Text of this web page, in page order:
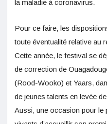
la maladie à coronavirus.
Pour ce faire, les
toute éventualité relative au
Cette année, le festival se
de correction de
(Rood-Wooko) et Yaars,
de jeunes talents en levée
Aussi, une occasion pour le